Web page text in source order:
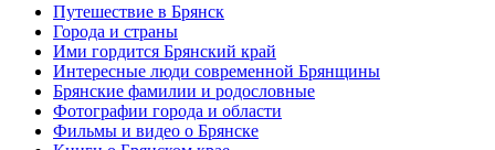
Путешествие в Брянск
Города и страны
Ими гордится Брянский край
Интересные люди современной Брянщины
Брянские фамилии и родословные
Фотографии города и области
Фильмы и видео о Брянске